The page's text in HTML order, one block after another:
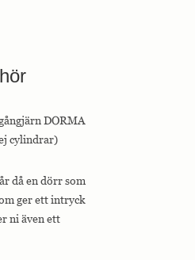
DORMA
cylindrar)
då en dörr som
ger ett intryck
ni även ett